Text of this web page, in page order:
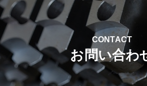
CONTACT
お問い合わ